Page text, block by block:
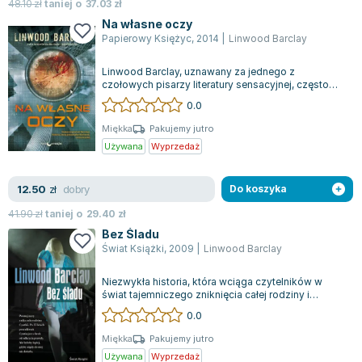
Zygmunt Freud
Agata Passent
Michel Moran
Maciej Orłoś
Jo Nesbo
Katarzyna Miller
Antoine de Saint Exupery
Mark Twain
Marcin Meller
Paulina Młynarska
ks. Piotr Pawlukiewicz
Jarosław Sokołowski
Piotr Latocha
Michael Scott
Piotr Semka
Jarosław Iwaszkiewicz
48.10złtaniej o 37.03 zł
Na własne oczy
Papierowy Księżyc, 2014 Linwood Barclay
Linwood Barclay, uznawany za jednego z
czołowych pisarzy literatury sensacyjnej, często
zestawiany z Harlanem Cobenem, ponownie za...
0.0
Miękka
Pakujemy jutro
Używana
Wyprzedaż
12.50 zł dobry
41.90złtaniej o 29.40 zł
Do koszyka
Bez Śladu
Świat Książki, 2009 Linwood Barclay
Niezwykła historia, która wciąga czytelników w
świat tajemniczego zniknięcia całej rodziny i
stanowi doskonałą mieszankę sensacji,...
0.0
Miękka
Pakujemy jutro
Używana
Wyprzedaż